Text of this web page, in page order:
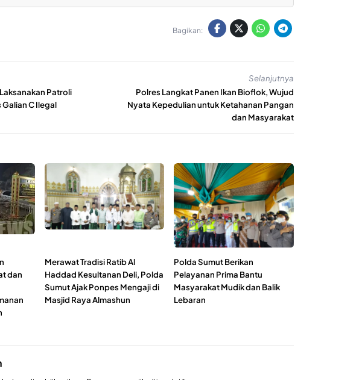
Bagikan:
Patroli
C Ilegal
Selanjutnya
Polres Langkat Panen Ikan Bioflok, Wujud
Nyata Kepedulian untuk Ketahanan Pangan
dan Masyarakat
dan
Merawat Tradisi Ratib Al
Haddad Kesultanan Deli, Polda
Sumut Ajak Ponpes Mengaji di
Masjid Raya Almashun
Polda Sumut Berikan
Pelayanan Prima Bantu
Masyarakat Mudik dan Balik
Lebaran